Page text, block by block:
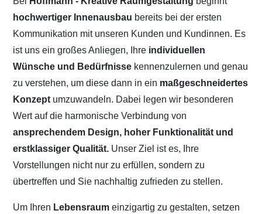
hochwertiger Innenausbau bereits bei der ersten
Kommunikation mit unseren Kunden und Kundinnen. Es
ist uns ein großes Anliegen, Ihre individuellen
Wünsche und Bedürfnisse kennenzulernen und genau
zu verstehen, um diese dann in ein maßgeschneidertes
Konzept umzuwandeln. Dabei legen wir besonderen
Wert auf die harmonische Verbindung von
ansprechendem Design, hoher Funktionalität und
erstklassiger Qualität. Unser Ziel ist es, Ihre
Vorstellungen nicht nur zu erfüllen, sondern zu
übertreffen und Sie nachhaltig zufrieden zu stellen.
Um Ihren Lebensraumeinzigartig zu gestalten, setzen